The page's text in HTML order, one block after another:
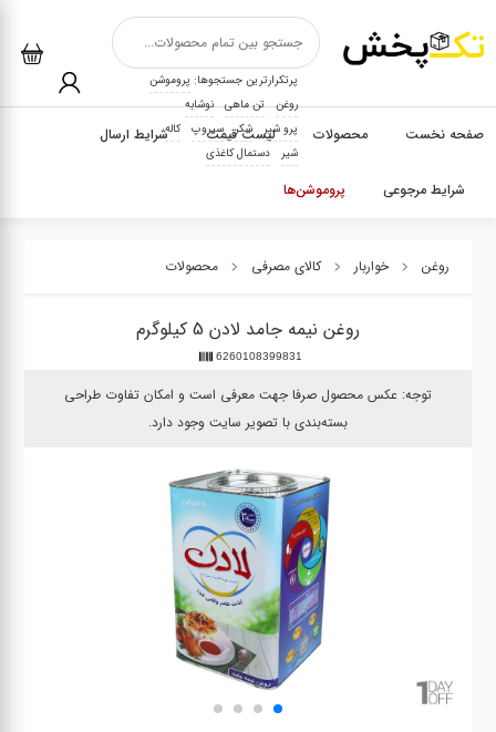
پرتکرارترین جستجوها: پروموشن
روغن
تن ماهی
نوشابه
پرو شیر
شکر سیروپ
کاله
شیر
دستمال کاغذی
صفحه نخست محصولات لیست قیمت شرایط ارسال
شرایط مرجوعی پروموشن‌ها
محصولات کالای مصرفی خواربار روغن
روغن نیمه جامد لادن 5 کیلوگرم
6260108399831
توجه: عکس محصول صرفا جهت معرفی است و امکان تفاوت طراحی
بسته‌بندی با تصویر سایت وجود دارد.